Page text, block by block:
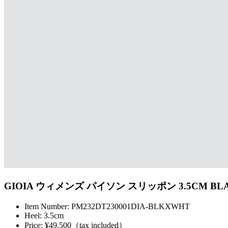
GIOIA ウィメンズ パイソン スリッポン 3.5CM
Item Number: PM232DT230001DIA-BLKXWHT
Heel: 3.5cm
Price: ¥49,500（tax included）